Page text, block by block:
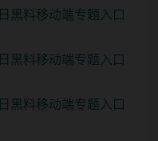
黑料移动端专题入口
黑料移动端专题入口
黑料移动端专题入口